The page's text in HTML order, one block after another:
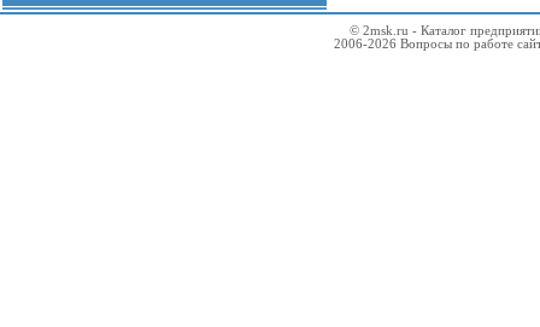
© 2msk.ru - Каталог
2006-2026 Вопросы по работе